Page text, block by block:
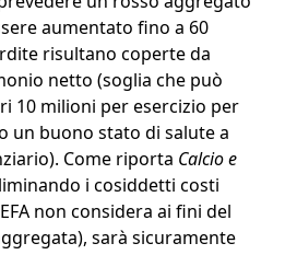
aumentato fino a 60
risultano coperte da
netto (soglia che può
10 milioni per esercizio per
un buono stato di salute a
Come riporta Calcio e
i cosiddetti costi
non considera ai fini del
sarà sicuramente